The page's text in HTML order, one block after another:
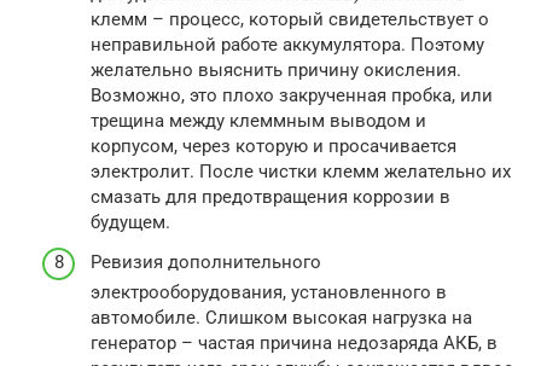
клемм – процесс, который свидетельствует о
неправильной работе аккумулятора. Поэтому
желательно выяснить причину окисления.
Возможно, это плохо закрученная пробка, или
трещина между клеммным выводом и
корпусом, через которую и просачивается
электролит. После чистки клемм желательно их
смазать для предотвращения коррозии в
будущем.
Ревизия дополнительного
электрооборудования, установленного в
автомобиле. Слишком высокая нагрузка на
генератор – частая причина недозаряда АКБ, в